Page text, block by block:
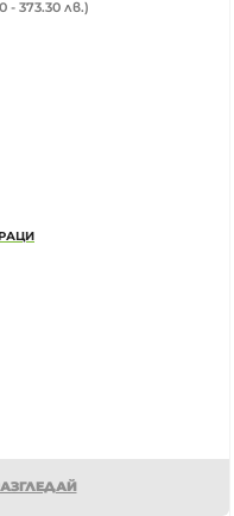
- 373.30 лв.)